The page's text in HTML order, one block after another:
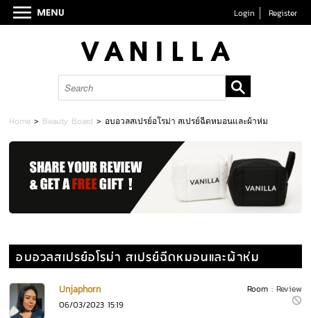
Login Register
Home > Beauty Board > อบอวลสเปรย์อโรม่า สเปรย์ฉีดหมอนและผ้าห่ม
อบอวลสเปรย์อโรม่า สเปรย์ฉีดหมอนและผ้าห่ม
Room : Review
Unjaphorn
06/03/2023 15:19